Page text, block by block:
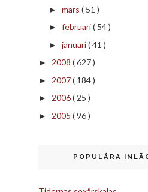
► mars ( 51 )
► februari( 54 )
► januari( 41 )
► 2008 ( 627 )
► 2007( 184 )
► 2006( 25 )
► 2005 ( 96 )
POPULÄRA